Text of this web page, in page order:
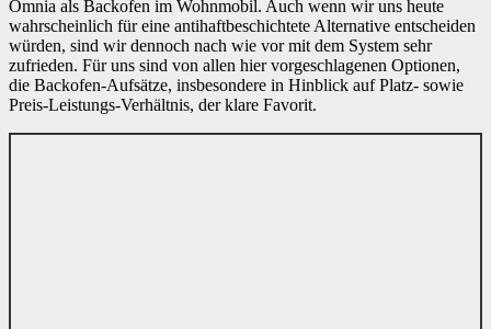
Omnia als Backofen im Wohnmobil. Auch wenn wir uns heute
wahrscheinlich für eine antihaftbeschichtete Alternative entscheiden
würden, sind wir dennoch nach wie vor mit dem System sehr
zufrieden. Für uns sind von allen hier vorgeschlagenen Optionen,
die Backofen-Aufsätze, insbesondere in Hinblick auf Platz- sowie
Preis-Leistungs-Verhältnis, der klare Favorit.